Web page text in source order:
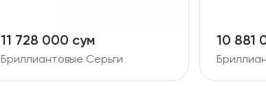
11 728 000 сум
Бриллиантовые Серьги
10 881